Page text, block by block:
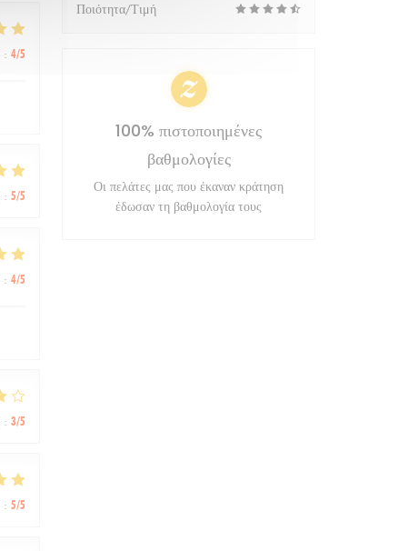
: 4/5
: 5/5
: 4/5
: 3/5
: 5/5
Ποιότητα/Τιμή
100% πιστοποιημένες
βαθμολογίες
Οι πελάτες μας που έκαναν κράτηση
έδωσαν τη βαθμολογία τους